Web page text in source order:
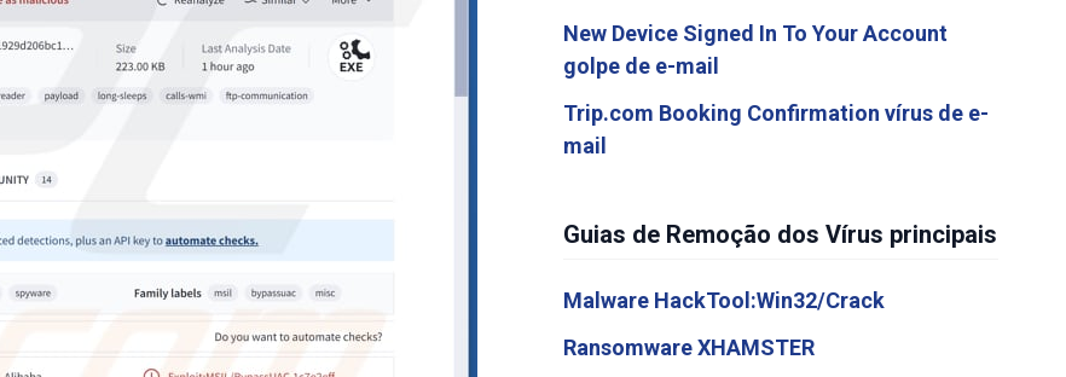
New Device Signed In To Your Account
golpe de e-mail
Trip.com Booking Confirmation vírus de e-
mail
Guias de Remoção dos Vírus principais
Malware HackTool:Win32/Crack
Ransomware XHAMSTER